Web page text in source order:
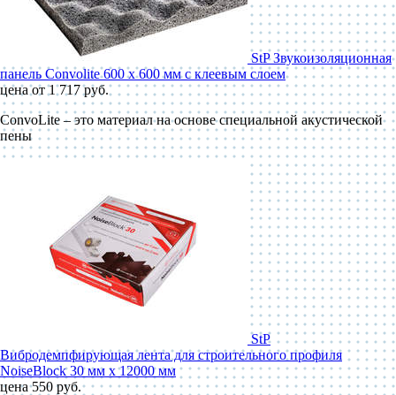
StP Звукоизоляционная
панель Convolite 600 x 600 мм с клеевым слоем
цена от 1 717 руб.
ConvoLite – это материал на основе специальной акустической
пены
StP
Вибродемпфирующая лента для строительного профиля
NoiseBlock 30 мм x 12000 мм
цена 550 руб.